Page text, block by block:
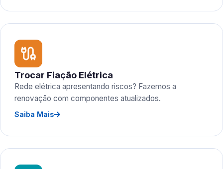
Trocar Fiação Elétrica
Rede elétrica apresentando riscos? Fazemos a
renovação com componentes atualizados.
Saiba Mais